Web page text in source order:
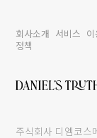
회사소개 서비스
정책
주식회사 디엠코스